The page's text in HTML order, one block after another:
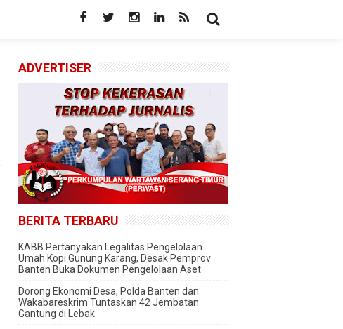
ADVERTISER
BERITA TERBARU
KABB Pertanyakan Legalitas Pengelolaan
Umah Kopi Gunung Karang, Desak Pemprov
Banten Buka Dokumen Pengelolaan Aset
Dorong Ekonomi Desa, Polda Banten dan
Wakabareskrim Tuntaskan 42 Jembatan
Gantung di Lebak